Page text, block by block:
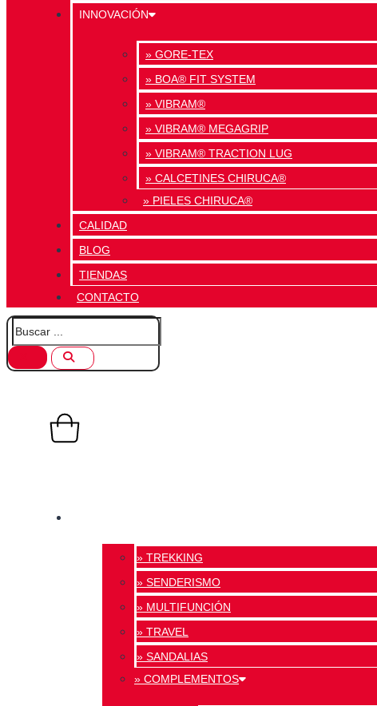
INNOVACIÓN
» GORE-TEX
» BOA® FIT SYSTEM
» VIBRAM®
» VIBRAM® MEGAGRIP
» VIBRAM® TRACTION LUG
» CALCETINES CHIRUCA®
» PIELES CHIRUCA®
CALIDAD
BLOG
TIENDAS
CONTACTO
» TREKKING
» SENDERISMO
» MULTIFUNCIÓN
» TRAVEL
» SANDALIAS
» COMPLEMENTOS